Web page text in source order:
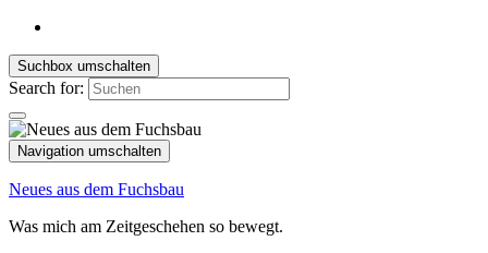
Suchbox umschalten
Search for:
Navigation umschalten
Neues aus dem Fuchsbau
Was mich am Zeitgeschehen so bewegt.